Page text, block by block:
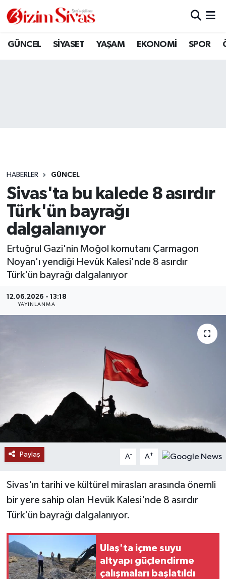
GÜNCEL SİYASET YAŞAM EKONOMİ SPOR
HABERLER GÜNCEL
Sivas'ta bu kalede 8 asırdır
Türk'ün bayrağı
dalgalanıyor
Ertuğrul Gazi'nin Moğol komutanı Çarmagon
Noyan'ı yendiği Hevük Kalesi'nde 8 asırdır
Türk'ün bayrağı dalgalanıyor
12.06.2026 - 13:18
YAYINLANMA
Paylaş A- A+
Sivas'ın tarihi ve kültürel mirasları arasında önemli
bir yere sahip olan Hevük Kalesi'nde 8 asırdır
Türk'ün bayrağı dalgalanıyor.
Ulaş'ta içme suyu
altyapı güçlendirme
çalışmaları başlatıldı
ARAMIZDAN AYRILANLAR
GÜNCEL
KÜLTÜR
MAGAZİN
ÖZEL HABER
RESMİ İLANLAR
SOSYAL YARDIMLAR
SPONSORLU YAZI
SPOR
TEKNOLOJİ
Sivas Nöbetçi Eczaneler
Son Dakika Haberleri
Haber Arşivi